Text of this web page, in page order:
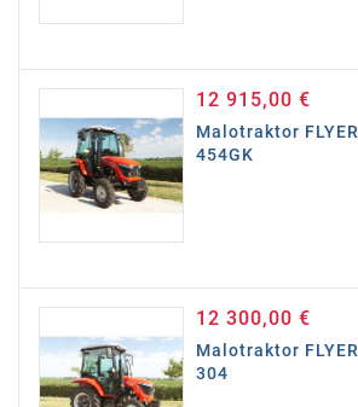
12 915,00 €Cena
Malotraktor FLYER
454GK
12 300,00 €Cena
Malotraktor FLYER
304